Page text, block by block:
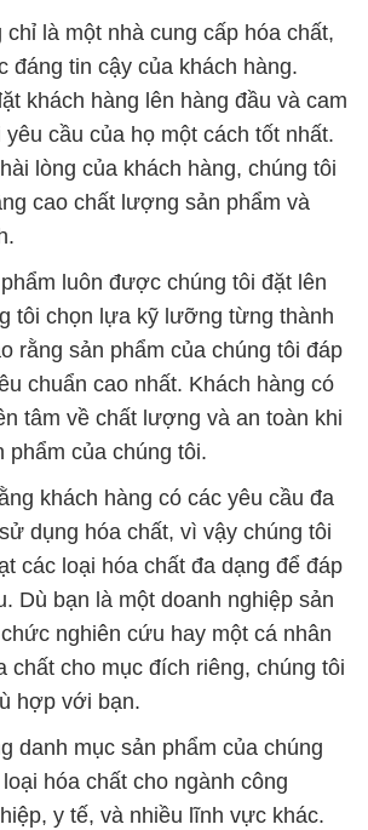
chỉ là một nhà cung cấp hóa chất,
đáng tin cậy của khách hàng.
khách hàng lên hàng đầu và cam
cầu của họ một cách tốt nhất.
lòng của khách hàng, chúng tôi
cao chất lượng sản phẩm và
luôn được chúng tôi đặt lên
tôi chọn lựa kỹ lưỡng từng thành
rằng sản phẩm của chúng tôi đáp
chuẩn cao nhất. Khách hàng có
tâm về chất lượng và an toàn khi
phẩm của chúng tôi.
khách hàng có các yêu cầu đa
dụng hóa chất, vì vậy chúng tôi
các loại hóa chất đa dạng để đáp
Dù bạn là một doanh nghiệp sản
nghiên cứu hay một cá nhân
chất cho mục đích riêng, chúng tôi
hợp với bạn.
danh mục sản phẩm của chúng
hóa chất cho ngành công
y tế, và nhiều lĩnh vực khác.